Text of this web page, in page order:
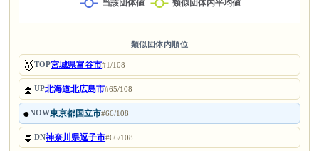
類似団体内順位
🥇TOP宮城県富谷市#1/108
⏫UP北海道北広島市#65/108
●NOW東京都国立市#66/108
⏬DN神奈川県逗子市#66/108